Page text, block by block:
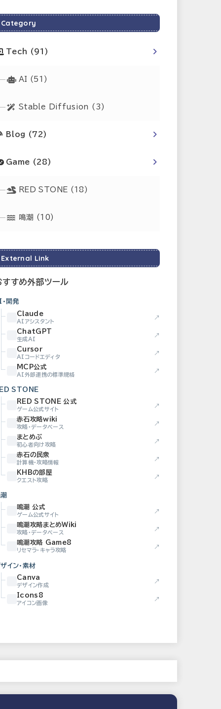
Category
Tech (91)
AI (51)
Stable Diffusion (3)
Blog (72)
Game (28)
RED STONE (18)
鳴潮 (10)
External Link
すすめ外部ツール
開発
Claude
AIアシスタント
↗
ChatGPT
生成AI
↗
Cursor
AIコードエディタ
↗
MCP公式
AI外部連携の標準規格
↗
STONE
RED STONE 公式
ゲーム公式サイト
↗
赤石攻略wiki
攻略・データベース
↗
まとめぶ
初心者向け攻略
↗
赤石の民衆
計算機・攻略情報
↗
KHBの部屋
クエスト攻略
↗
鳴潮 公式
ゲーム公式サイト
↗
鳴潮攻略まとめWiki
攻略・データベース
↗
鳴潮攻略 Game8
リセマラ・キャラ攻略
↗
イン・素材
Canva
デザイン作成
↗
Icons8
アイコン画像
↗